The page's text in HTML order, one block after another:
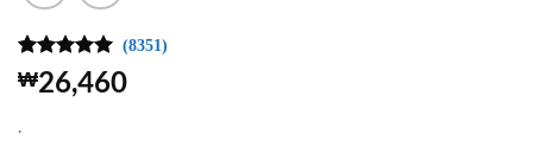
4.99개의
고객 평가
로 5점 만
8351
(8351)
₩26,460
.